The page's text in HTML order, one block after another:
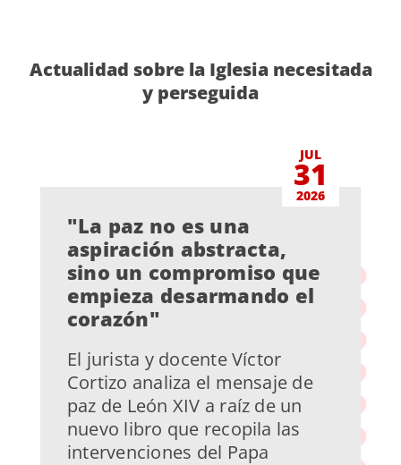
Actualidad sobre la Iglesia necesitada
y perseguida
JUL
31
2026
"La paz no es una
aspiración abstracta,
sino un compromiso que
empieza desarmando el
corazón"
El jurista y docente Víctor
Cortizo analiza el mensaje de
paz de León XIV a raíz de un
nuevo libro que recopila las
intervenciones del Papa